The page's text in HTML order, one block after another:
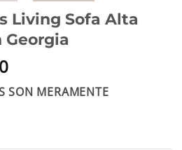
Living Sofa Alta
Georgia
El
precio
actual
SON MERAMENTE